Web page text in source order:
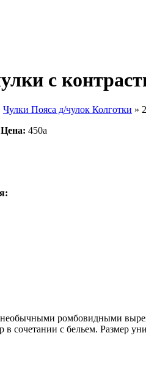
с
Чулки Пояса д/чулок Колготки »
Цена: 450a
ромбовидными
в сочетании с бельем. Размер